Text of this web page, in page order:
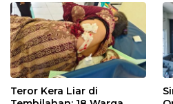
Teror Kera Liar di